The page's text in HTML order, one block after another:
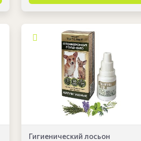
Гигиенический лосьон